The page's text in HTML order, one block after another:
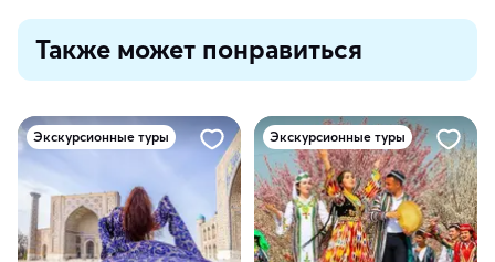
Также может понравиться
Экскурсионные туры Экскурсионные туры